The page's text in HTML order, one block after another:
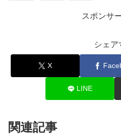
スポンサ
シェア
X
LINE
関連記事